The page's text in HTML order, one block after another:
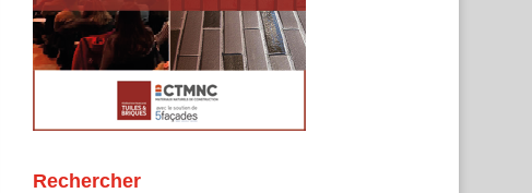
Rechercher